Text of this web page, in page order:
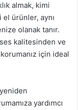
almak, kimi
ürünler, aynı
olanak tanır.
kalitesinden ve
için ideal
yardımcı